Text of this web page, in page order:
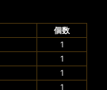
個数
1
1
1
1